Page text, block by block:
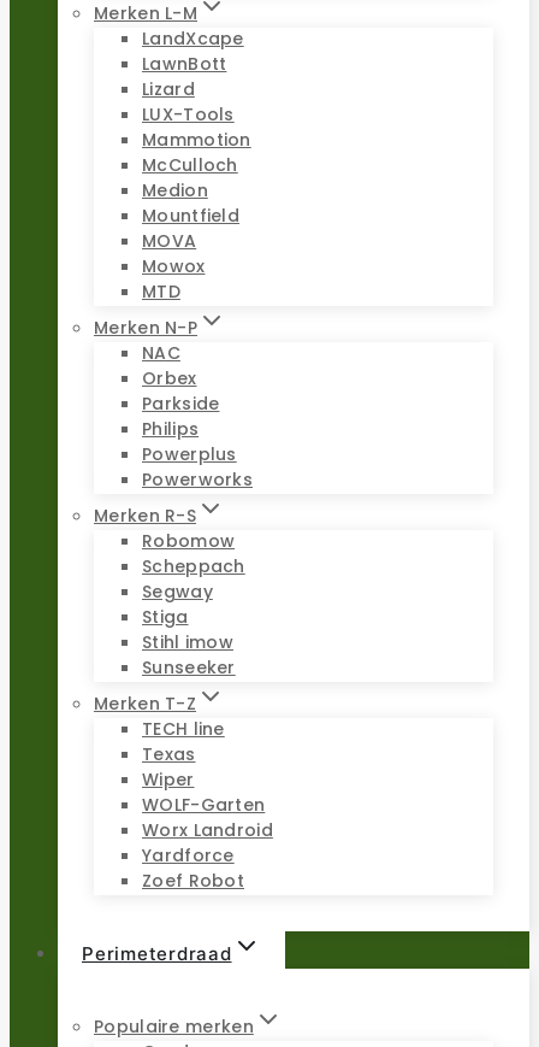
Merken L-M
LandXcape
LawnBott
Lizard
LUX-Tools
Mammotion
McCulloch
Medion
Mountfield
MOVA
Mowox
MTD
Merken N-P
NAC
Orbex
Parkside
Philips
Powerplus
Powerworks
Merken R-S
Robomow
Scheppach
Segway
Stiga
Stihl imow
Sunseeker
Merken T-Z
TECH line
Texas
Wiper
WOLF-Garten
Worx Landroid
Yardforce
Zoef Robot
Perimeterdraad
Populaire merken